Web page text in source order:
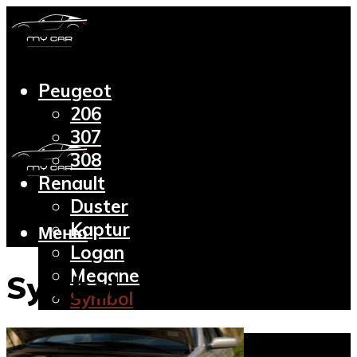
Peugeot
206
307
308
Renault
Duster
Kaptur
Logan
Megane
Symbol
Lada
2110
Меню
Symbol